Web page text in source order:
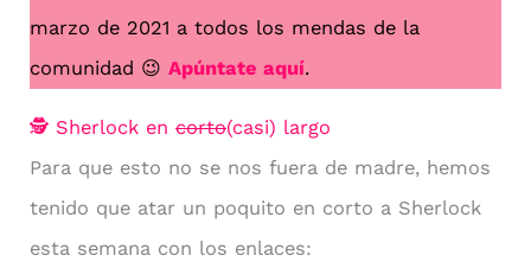
marzo de 2021 a todos los mendas de la
comunidad 😉 Apúntate aquí.
🕵 Sherlock en corto(casi) largo
Para que esto no se nos fuera de madre, hemos
tenido que atar un poquito en corto a Sherlock
esta semana con los enlaces: